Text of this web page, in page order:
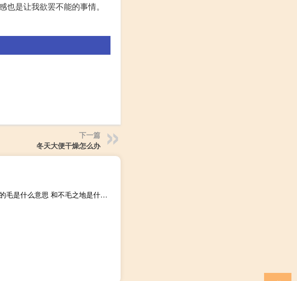
是让我欲罢不能的事情。
下一篇
冬天大便干燥怎么办
不毛之地是什么意思解释（不毛之地的毛是什么意思 和不毛之地是什么意思）